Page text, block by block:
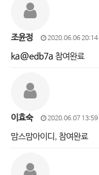
조윤정 2020.06.06 20:14
ka@edb7a 참여완료
이효숙 2020.06.07 13:59
맘스맘아이디, 참여완료